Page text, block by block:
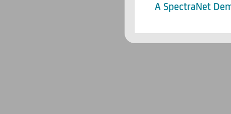
A SpectraNet